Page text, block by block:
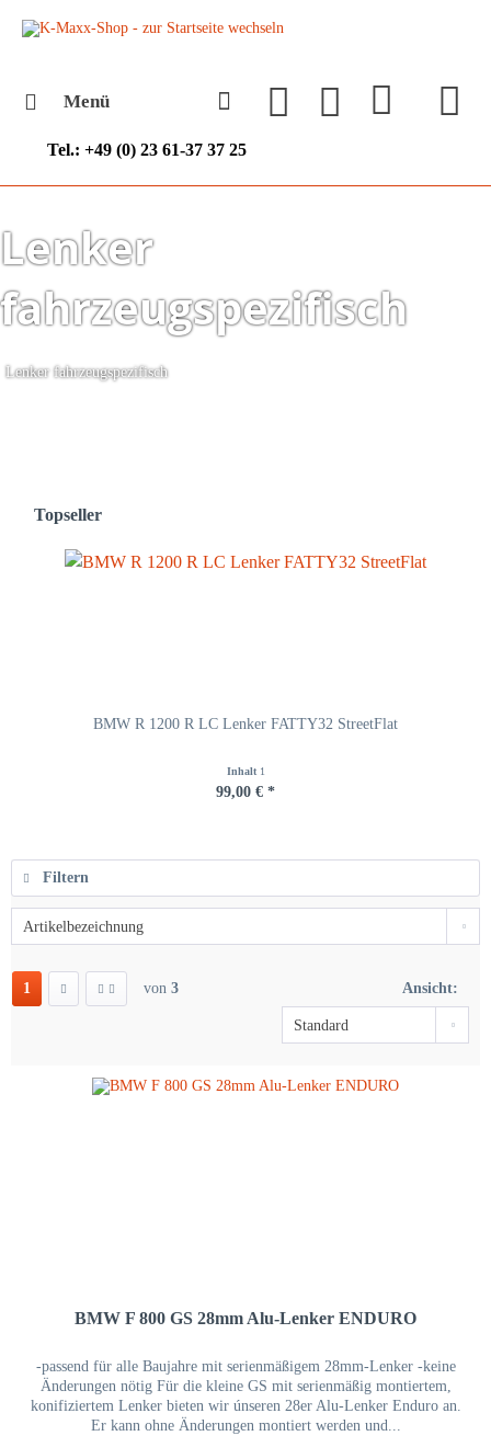
Tel.: +49 (0) 23 61-37 37 25
Menü
Lenker
fahrzeugspezifisch
Lenker fahrzeugspezifisch
Topseller
BMW R 1200 R LC Lenker FATTY32 StreetFlat
Inhalt 1
99,00 € *
Filtern
Ansicht:
1 von 3
BMW F 800 GS 28mm Alu-Lenker ENDURO
-passend für alle Baujahre mit serienmäßigem 28mm-Lenker -keine
Änderungen nötig Für die kleine GS mit serienmäßig montiertem,
konifiziertem Lenker bieten wir únseren 28er Alu-Lenker Enduro an.
Er kann ohne Änderungen montiert werden und...